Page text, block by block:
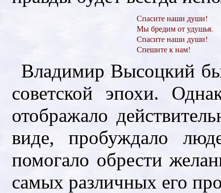
Спасите наши души!
Мы бредим от удушья.
Спасите наши души!
Спешите к нам!
Владимир Высоцкий
советской эпохи.
отображало
виде, пробуждало
помогало обрести
самых различных его